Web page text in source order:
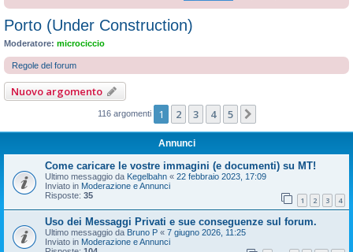
Porto (Under Construction)
Moderatore: microciccio
Regole del forum
Nuovo argomento
116 argomenti 1 2 3 4 5
Annunci
Come caricare le vostre immagini (e documenti) su MT!
Ultimo messaggio da Kegelbahn « 22 febbraio 2023, 17:09
Inviato in Moderazione e Annunci
Risposte: 35 1 2 3 4
Uso dei Messaggi Privati e sue conseguenze sul forum.
Ultimo messaggio da Bruno P « 7 giugno 2026, 11:25
Inviato in Moderazione e Annunci